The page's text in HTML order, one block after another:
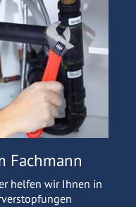
Fachmann
helfen wir Ihnen in